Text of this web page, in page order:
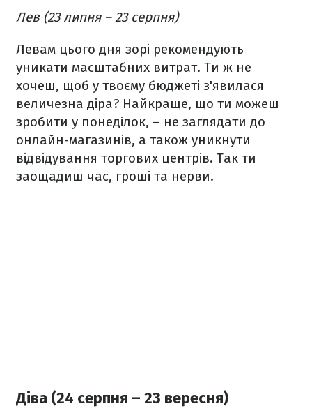
Лев (23 липня – 23 серпня)
Левам цього дня зорі рекомендують
уникати масштабних витрат. Ти ж не
хочеш, щоб у твоєму бюджеті з'явилася
величезна діра? Найкраще, що ти можеш
зробити у понеділок, – не заглядати до
онлайн-магазинів, а також уникнути
відвідування торгових центрів. Так ти
заощадиш час, гроші та нерви.
Діва (24 серпня – 23 вересня)